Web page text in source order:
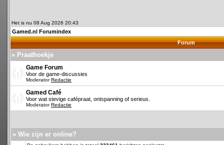
Het is nu 08 Aug 2026 20:43
Gamed.nl Forumindex
Forum
» Praathoekje
Game Forum
Voor de game-discussies
ModeratorRedactie
Gamed Café
Voor wat stevige cafépraat, ontspanning of serieus.
ModeratorRedactie
» Wie zijn er online?